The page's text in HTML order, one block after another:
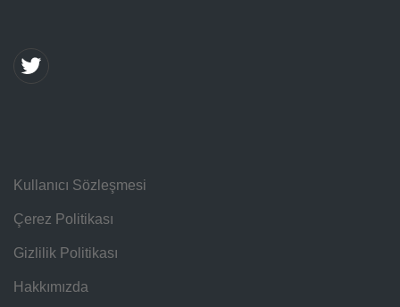
Kullanıcı Sözleşmesi
Çerez Politikası
Gizlilik Politikası
Hakkımızda